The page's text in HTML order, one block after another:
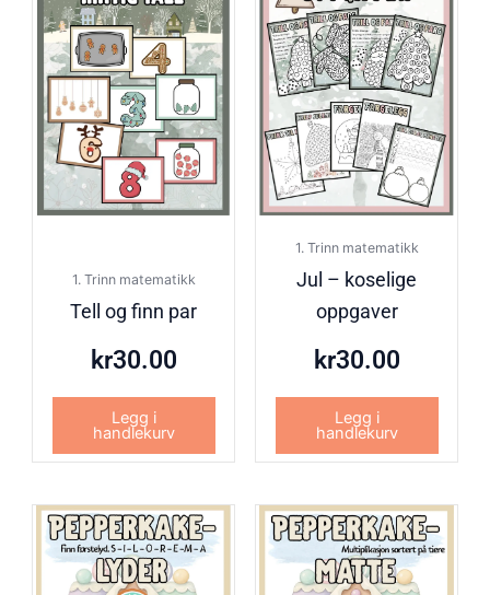
1. Trinn matematikk
Tell og finn par
kr30.00
Legg i
handlekurv
1. Trinn matematikk
Jul – koselige
oppgaver
kr30.00
Legg i
handlekurv